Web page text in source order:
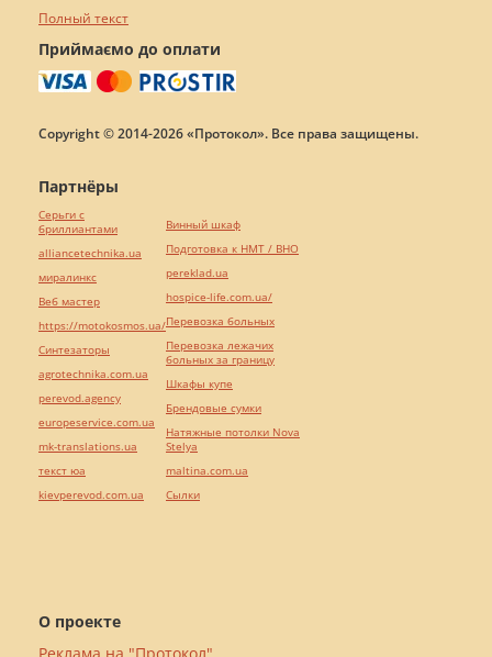
Полный текст
Приймаємо до оплати
Copyright © 2014-2026 «Протокол». Все права защищены.
О проекте
Партнёры
Серьги с
бриллиантами
alliancetechnika.ua
миралинкс
Веб мастер
https://motokosmos.ua/
Синтезаторы
agrotechnika.com.ua
perevod.agency
europeservice.com.ua
mk-translations.ua
текст юа
kievperevod.com.ua
Винный шкаф
Подготовка к НМТ / ВНО
pereklad.ua
hospice-life.com.ua/
Перевозка больных
Перевозка лежачих
больных за границу
Шкафы купе
Брендовые сумки
Натяжные потолки Nova
Stelya
maltina.com.ua
Cылки